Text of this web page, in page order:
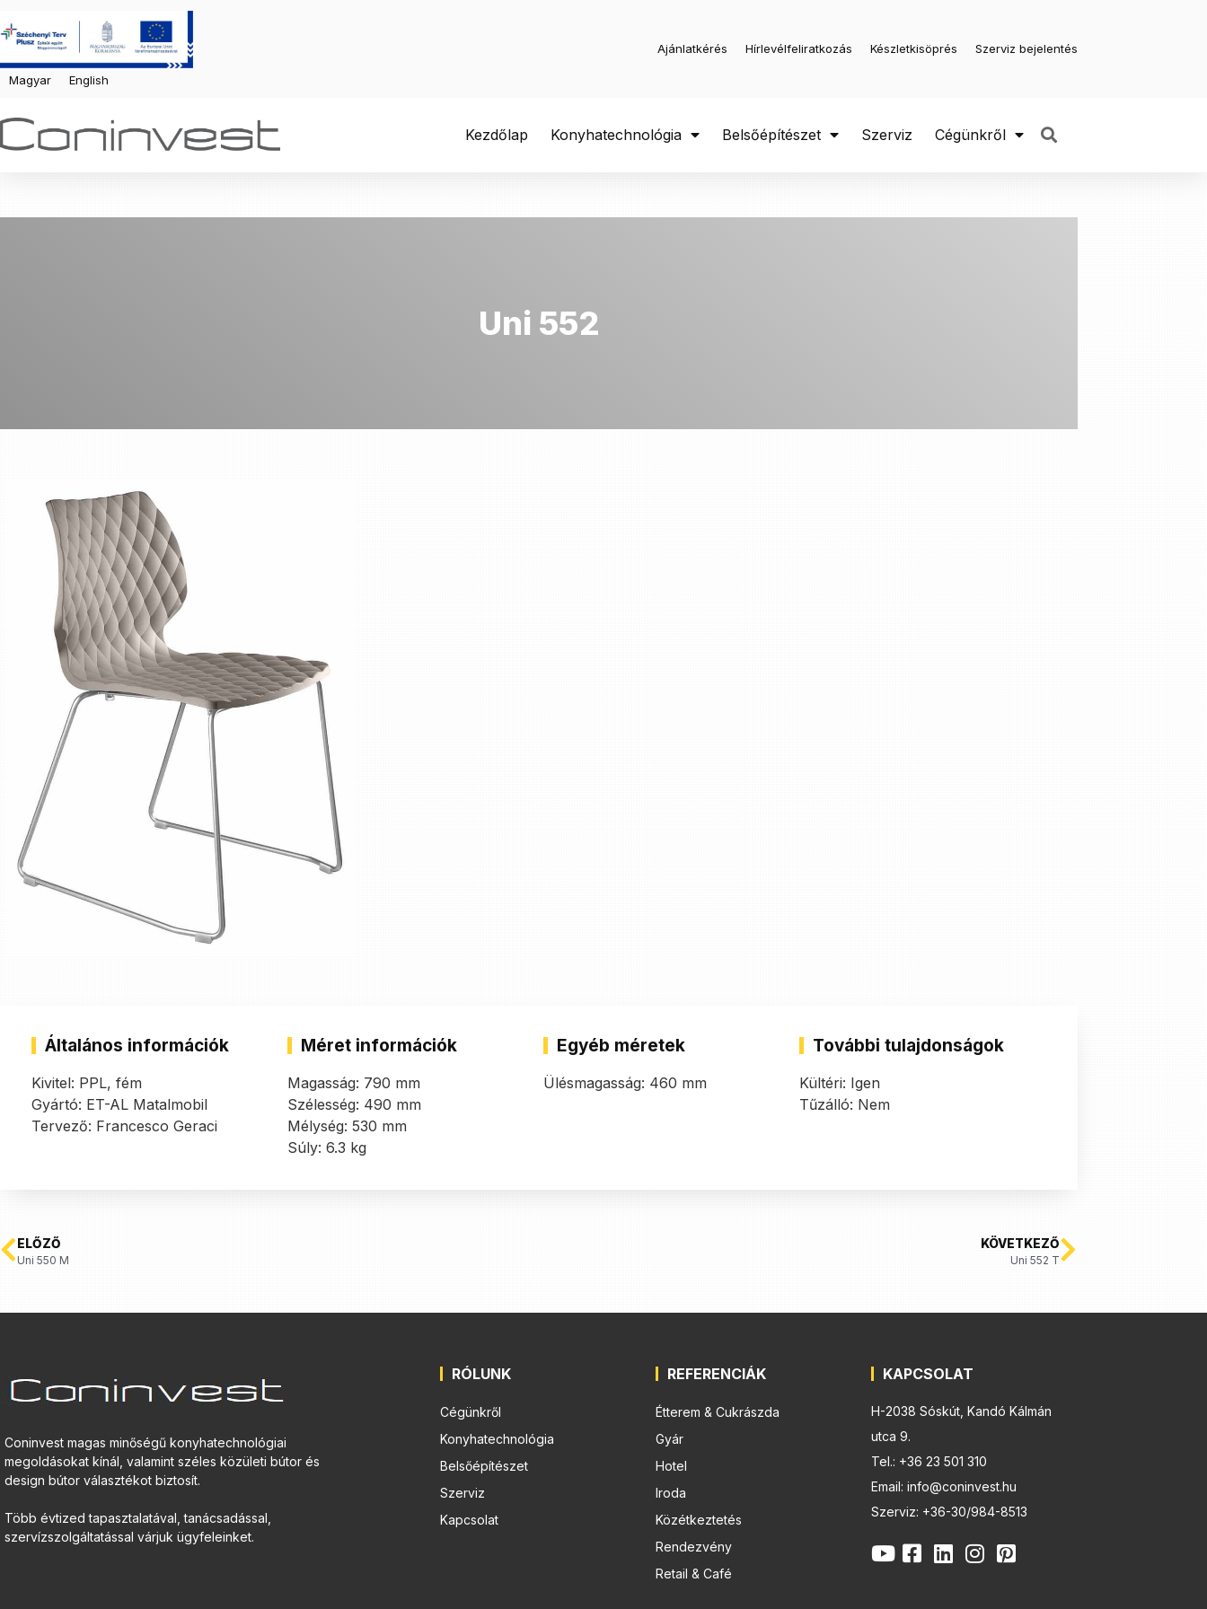
Magyar English
Ajánlatkérés Hírlevélfeliratkozás Készletkisöprés Szerviz bejelentés
Kezdőlap Konyhatechnológia Belsőépítészet Szerviz Cégünkről
Uni 552
Általános információk
Kivitel: PPL, fém
Gyártó: ET-AL Matalmobil
Tervező: Francesco Geraci
Méret információk
Magasság: 790 mm
Szélesség: 490 mm
Mélység: 530 mm
Súly: 6.3 kg
Egyéb méretek
Ülésmagasság: 460 mm
További tulajdonságok
Kültéri: Igen
Tűzálló: Nem
ELŐZŐ
Uni 550 M
KÖVETKEZŐ
Uni 552 T
Coninvest magas minőségű konyhatechnológiai
megoldásokat kínál, valamint széles közületi bútor és
design bútor választékot biztosít.
Több évtized tapasztalatával, tanácsadással,
szervízszolgáltatással várjuk ügyfeleinket.
RÓLUNK
Cégünkről
Konyhatechnológia
Belsőépítészet
Szerviz
Kapcsolat
REFERENCIÁK
Étterem & Cukrászda
Gyár
Hotel
Iroda
Közétkeztetés
Rendezvény
Retail & Café
KAPCSOLAT
H-2038 Sóskút, Kandó Kálmán
utca 9.
Tel.: +36 23 501 310
Email: info@coninvest.hu
Szerviz: +36-30/984-8513